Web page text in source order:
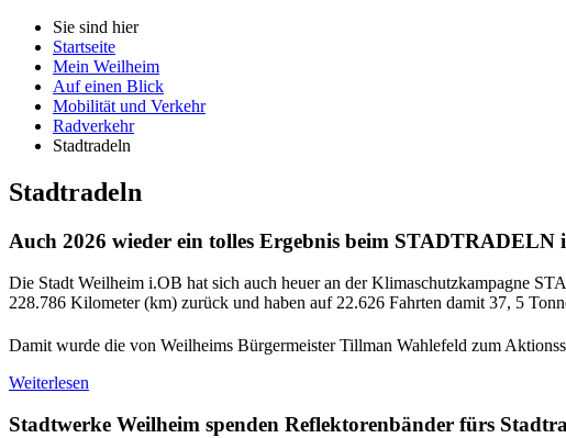
Sie sind hier
Startseite
Mein Weilheim
Auf einen Blick
Mobilität und Verkehr
Radverkehr
Stadtradeln
Stadtradeln
Auch 2026 wieder ein tolles Ergebnis beim STADTRADELN
Die Stadt Weilheim i.OB hat sich auch heuer an der Klimaschutzkampagne
228.786 Kilometer (km) zurück und haben auf 22.626 Fahrten damit 37, 5
Damit wurde die von Weilheims Bürgermeister Tillman Wahlefeld zum
Weiterlesen
Stadtwerke Weilheim spenden Reflektorenbänder fürs